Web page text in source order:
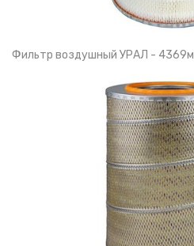
Фильтр воздушный УРАЛ - 4369м